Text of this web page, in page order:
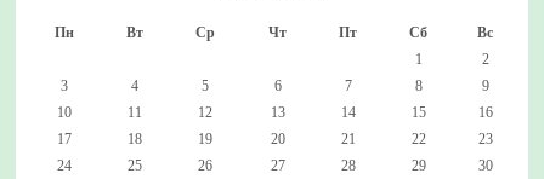
Пн Вт Ср Чт Пт Сб Вс
1
2
3
4 5 6 7 8
9
10
11 12 13 14 15
16
17
18 19 20 21 22
23
24
25 26 27 28 29
30